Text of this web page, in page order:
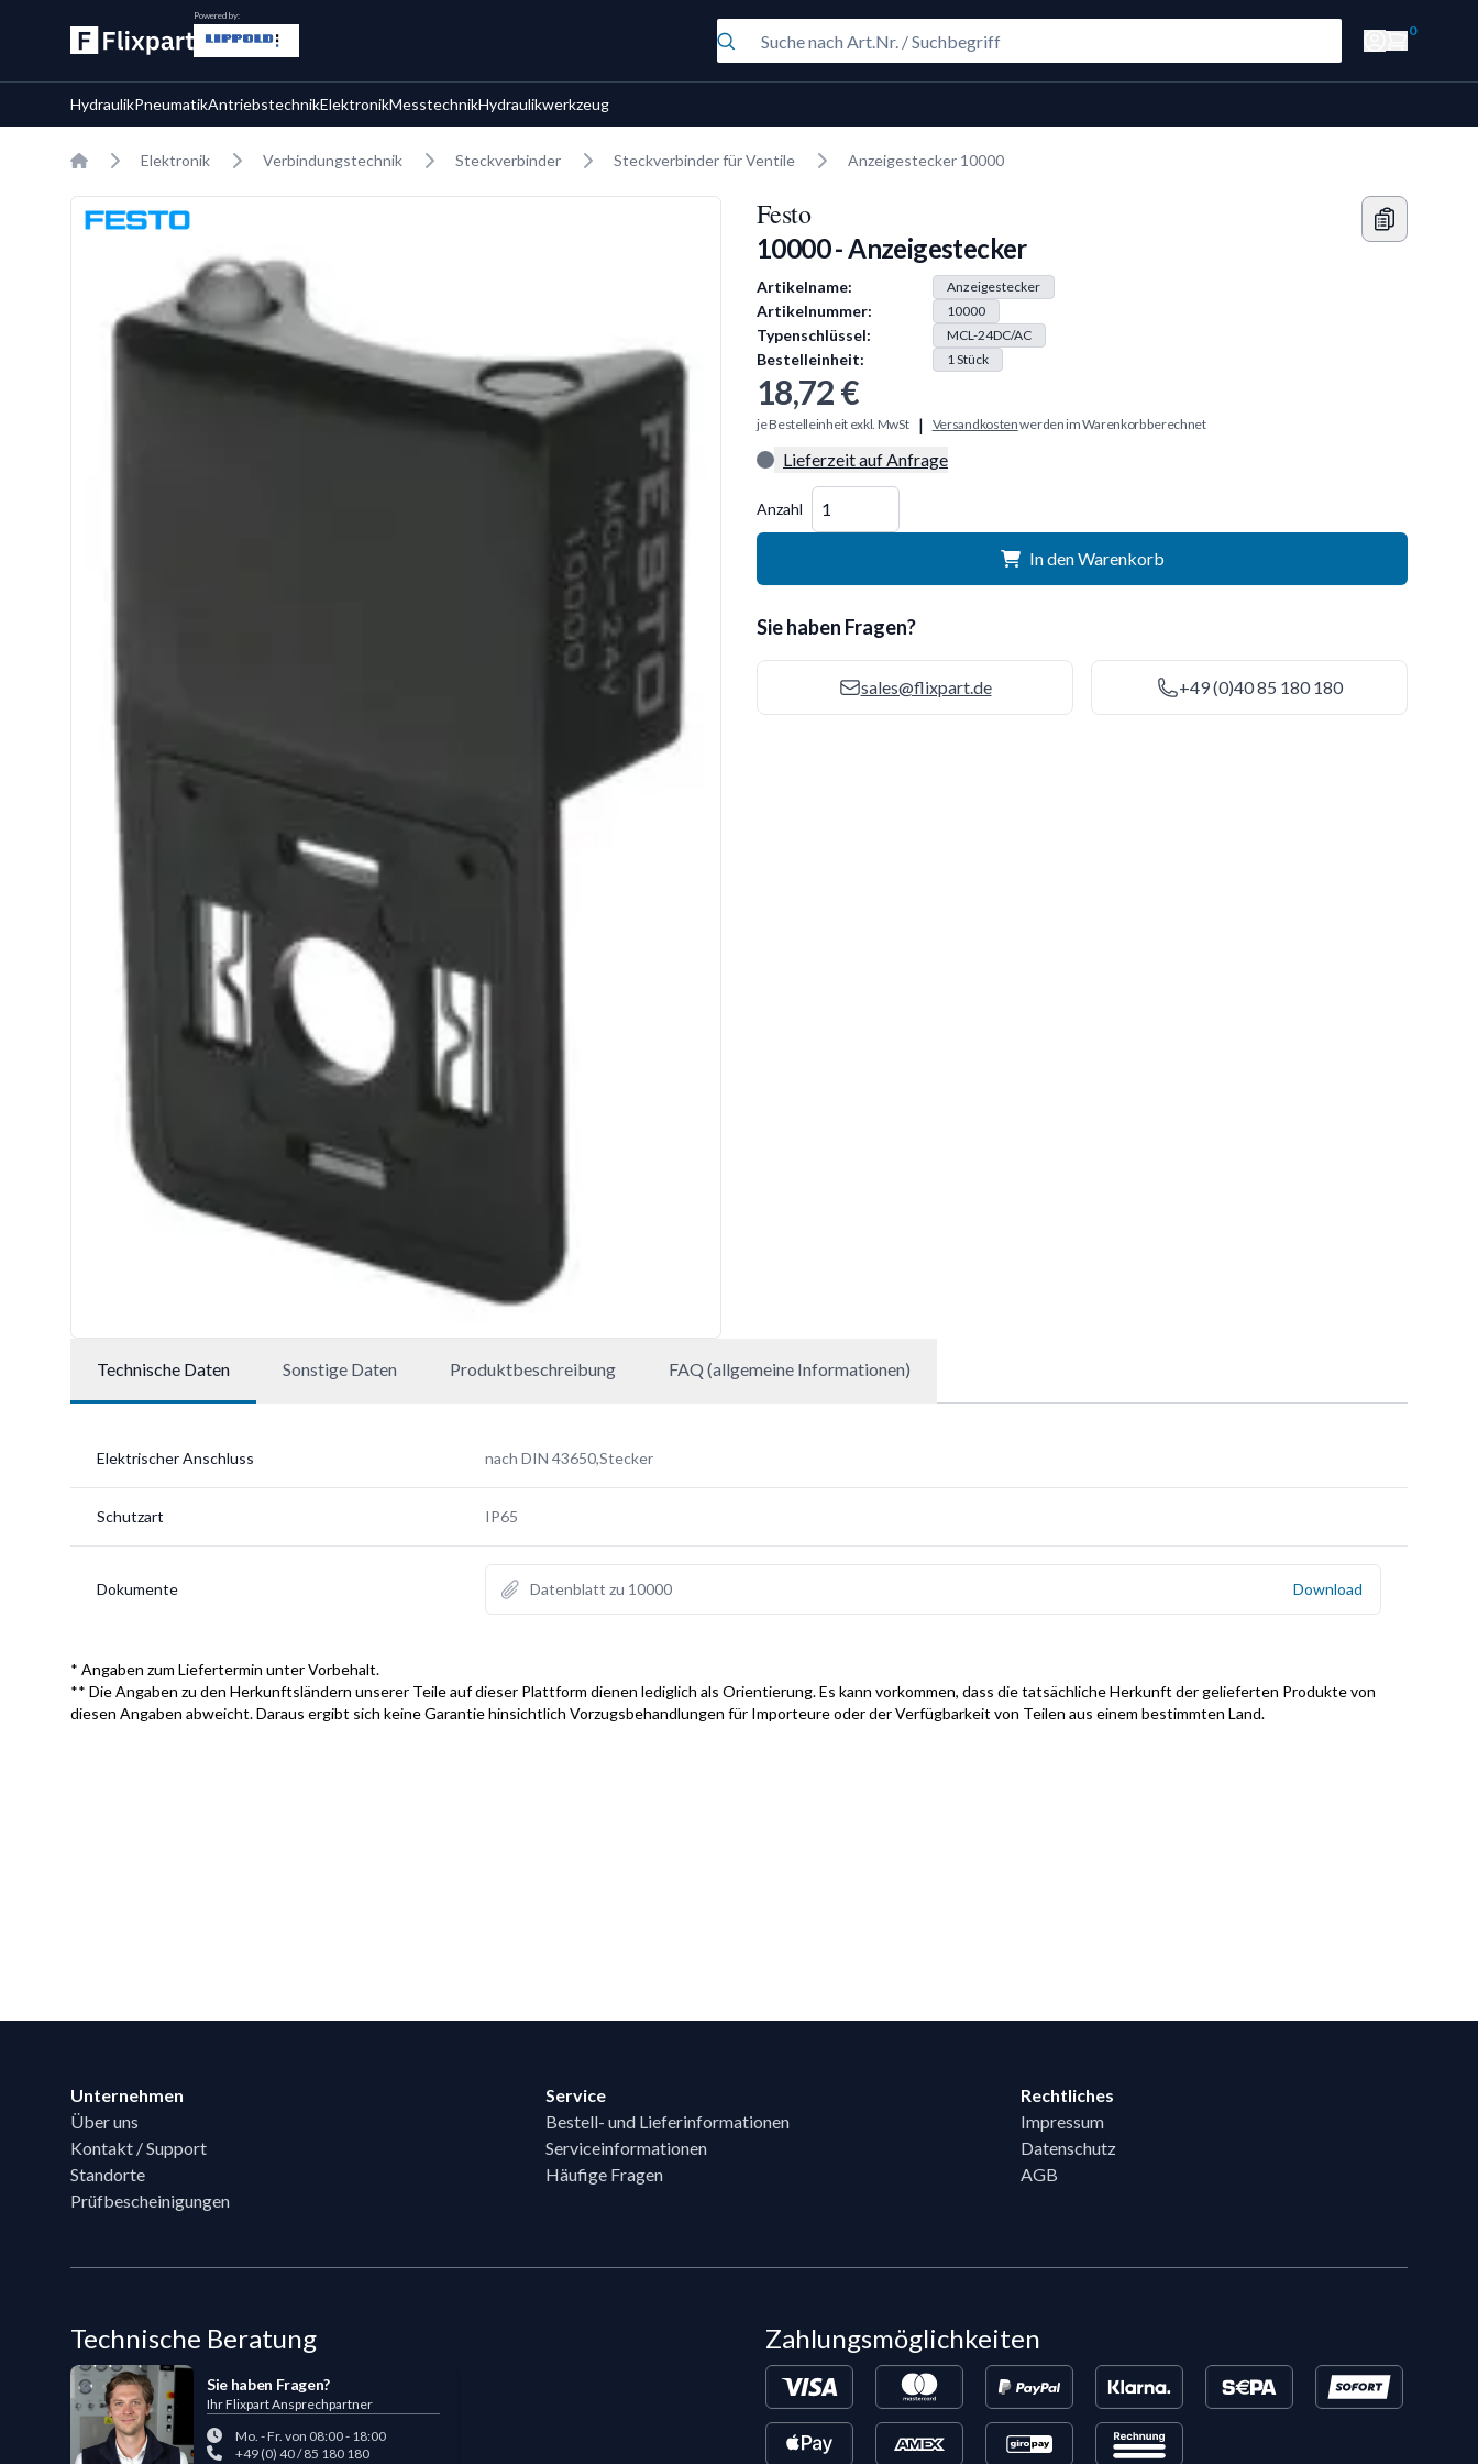
Powered by:
0
HydraulikPneumatikAntriebstechnikElektronikMesstechnikHydraulikwerkzeug
Home Elektronik Verbindungstechnik Steckverbinder Steckverbinder für Ventile Anzeigestecker 10000
Festo
10000 - Anzeigestecker
Produkt Information
Artikelname: Anzeigestecker
Artikelnummer: 10000
Typenschlüssel: MCL-24DC/AC
Bestelleinheit: 1Stück
18,72 €
je Bestelleinheit exkl. MwSt | Versandkostenwerden im Warenkorb berechnet
Lieferzeit auf Anfrage
Anzahl
In den Warenkorb
Sie haben Fragen?
sales@flixpart.de +49 (0)40 85 180 180
Technische Daten Sonstige Daten Produktbeschreibung FAQ (allgemeine Informationen)
Elektrischer Anschluss nach DIN 43650,Stecker
Schutzart IP65
Dokumente Datenblatt zu 10000 Download
* Angaben zum Liefertermin unter Vorbehalt.
** Die Angaben zu den Herkunftsländern unserer Teile auf dieser Plattform dienen lediglich als Orientierung. Es kann vorkommen, dass die tatsächliche Herkunft der gelieferten Produkte von
diesen Angaben abweicht. Daraus ergibt sich keine Garantie hinsichtlich Vorzugsbehandlungen für Importeure oder der Verfügbarkeit von Teilen aus einem bestimmten Land.
Unternehmen
Über uns
Kontakt / Support
Standorte
Prüfbescheinigungen
Service
Bestell- und Lieferinformationen
Serviceinformationen
Häufige Fragen
Rechtliches
Impressum
Datenschutz
AGB
Technische Beratung
Sie haben Fragen?
Ihr Flixpart Ansprechpartner
Mo. - Fr. von 08:00 - 18:00
+49 (0) 40 / 85 180 180
Zahlungsmöglichkeiten